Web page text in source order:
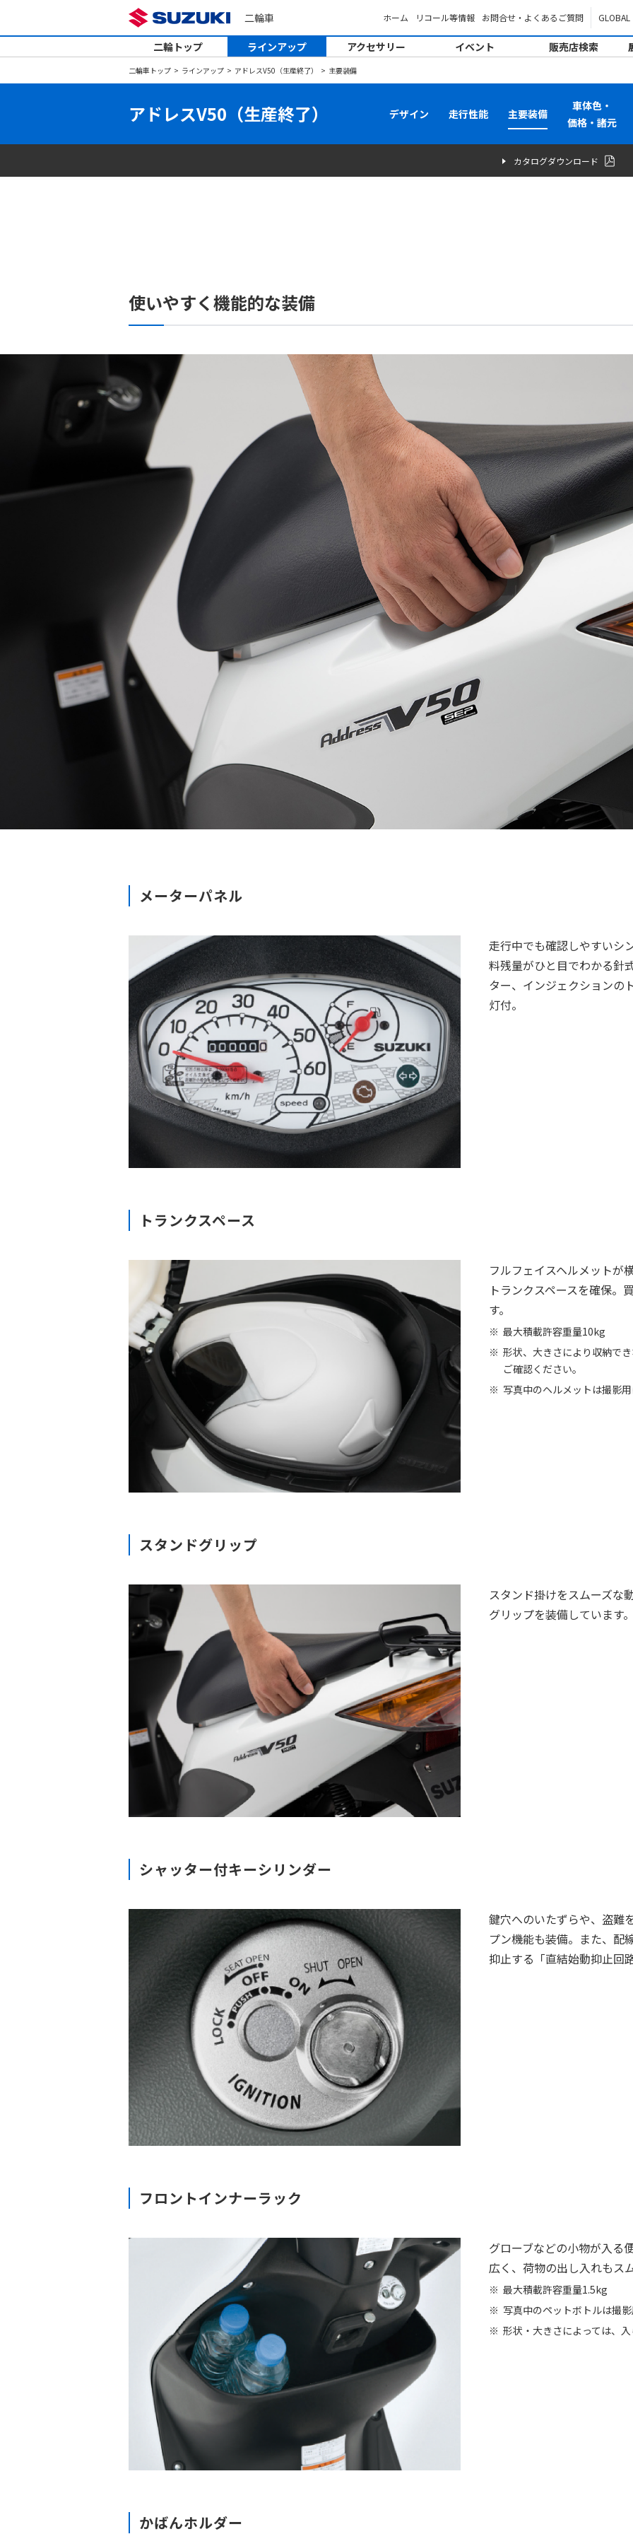
二輪車 ホーム リコール等情報 お問合せ・よくあるご質問 GLOBAL
二輪トップ ラインアップ アクセサリー イベント 販売店検索
二輪車トップ ラインアップ アドレスV50（生産終了） 主要装備
アドレスV50（生産終了） デザイン 走行性能 主要装備
車体色・
価格・諸元
カタログダウンロード
使いやすく機能的な装備
メーターパネル
走行中でも確認しやすいシ
料残量がひと目でわかる針
ター、インジェクションの
灯付。
トランクスペース
フルフェイスヘルメットが
トランクスペースを確保。
す。
最大積載許容重量10kg
形状、大きさにより収納で
ご確認ください。
写真中のヘルメットは撮影
スタンドグリップ
スタンド掛けをスムーズな
グリップを装備しています。
シャッター付キーシリンダー
鍵穴へのいたずらや、盗難
プン機能も装備。また、配
抑止する「直結始動抑止回
フロントインナーラック
グローブなどの小物が入る
広く、荷物の出し入れもス
最大積載許容重量1.5kg
写真中のペットボトルは撮
形状・大きさによっては、
かばんホルダー